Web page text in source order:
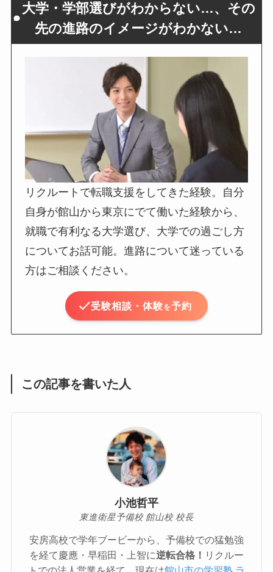
大学・学部選びがわからない…、その
先の進路のイメージがわかない…
リクルートで転職支援をしてきた経験。自分
自身が館山から東京にでて働いた経験から、
就職で有利なる大学選び、大学での過ごし方
についてお話可能。進路について迷っている
方はご相談ください。
受験相談・体験を予約
この記事を書いた人
小池哲平
東進衛星予備校 館山校 校長
安房高校で学年ブービーから、予備校での猛勉強
を経て慶應・早稲田・上智に逆転合格！ リクルー